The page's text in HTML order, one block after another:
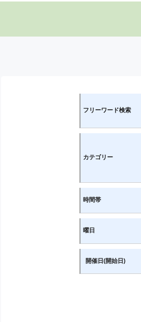
フリーワード検索
カテゴリー
時間帯
曜日
開催日(開始日)